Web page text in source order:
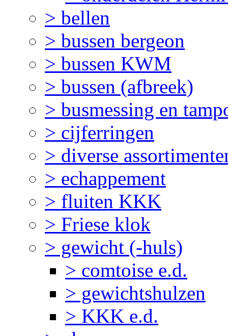
> bellen
> bussen bergeon
> bussen KWM
> bussen (afbreek)
> busmessing en
> cijferringen
> diverse
> echappement
> fluiten KKK
> Friese klok
> gewicht (-huls)
> comtoise e.d.
> gewichtshulzen
> KKK e.d.